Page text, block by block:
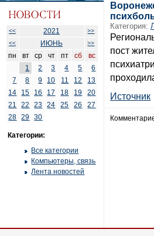
<< 2021
>>
<<
ИЮНЬ >>
пн вт ср чт пт сб
вс
1
2 3 4 5
6
7
8 9 10 11 12
13
14
15 16 17 18 19
20
21
22 23 24 25 26
27
28
29 30
Категории:
Все категории
Компьютеры, связь
Лента новостей
Категория:
пост
Источник